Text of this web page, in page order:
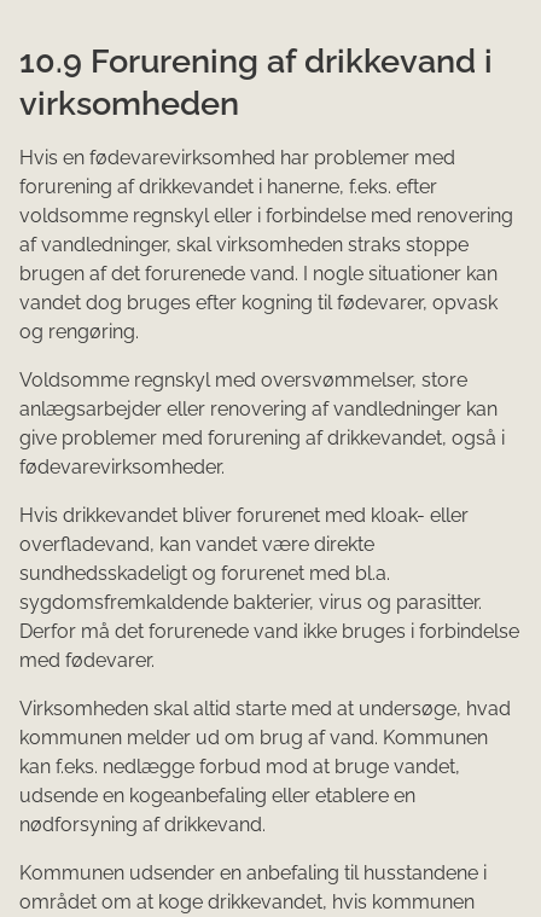
10.9 Forurening af drikkevand i
virksomheden
Hvis en fødevarevirksomhed har problemer med
forurening af drikkevandet i hanerne, f.eks. efter
voldsomme regnskyl eller i forbindelse med renovering
af vandledninger, skal virksomheden straks stoppe
brugen af det forurenede vand. I nogle situationer kan
vandet dog bruges efter kogning til fødevarer, opvask
og rengøring.
Voldsomme regnskyl med oversvømmelser, store
anlægsarbejder eller renovering af vandledninger kan
give problemer med forurening af drikkevandet, også i
fødevarevirksomheder.
Hvis drikkevandet bliver forurenet med kloak- eller
overfladevand, kan vandet være direkte
sundhedsskadeligt og forurenet med bl.a.
sygdomsfremkaldende bakterier, virus og parasitter.
Derfor må det forurenede vand ikke bruges i forbindelse
med fødevarer.
Virksomheden skal altid starte med at undersøge, hvad
kommunen melder ud om brug af vand. Kommunen
kan f.eks. nedlægge forbud mod at bruge vandet,
udsende en kogeanbefaling eller etablere en
nødforsyning af drikkevand.
Kommunen udsender en anbefaling til husstandene i
området om at koge drikkevandet, hvis kommunen